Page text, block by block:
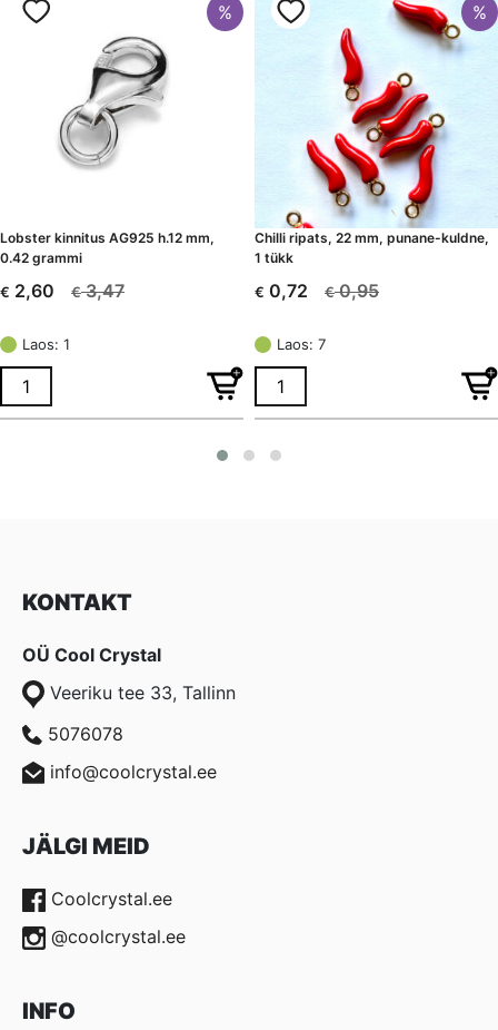
%
Lobster kinnitus AG925 h.12 mm,
0.42 grammi
€3,47
Algne
oli:
€ 3,47.
€ 2,60
Current
is:
€ 2,60.
Laos: 1
%
Chilli ripats, 22 mm, punane-kuldne,
1 tükk
€0,95
Algne
oli:
€ 0,95.
€ 0,72
Current
is:
€ 0,72.
Laos: 7
KONTAKT
OÜ Cool Crystal
Veeriku tee 33, Tallinn
5076078
info@coolcrystal.ee
JÄLGI MEID
Coolcrystal.ee
@coolcrystal.ee
INFO